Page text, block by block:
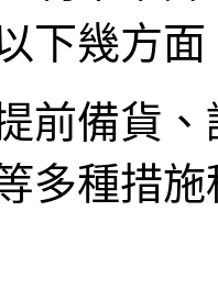
下幾方面
前備貨
多種措